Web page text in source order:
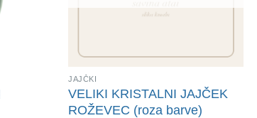
JAJČKI
VELIKI KRISTALNI JAJČEK
ROŽEVEC (roza barve)